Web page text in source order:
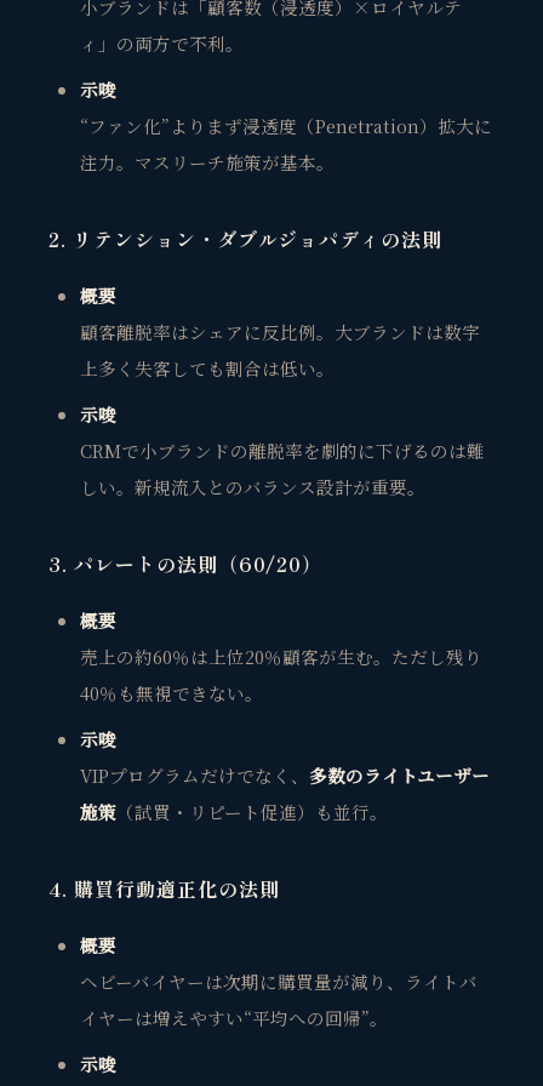
小ブランドは「顧客数（浸透度）×ロイヤルテ
ィ」の両方で不利。
示唆
“ファン化”よりまず浸透度（Penetration）拡大に
注力。マスリーチ施策が基本。
2. リテンション・ダブルジョパディの法則
概要
顧客離脱率はシェアに反比例。大ブランドは数字
上多く失客しても割合は低い。
示唆
CRMで小ブランドの離脱率を劇的に下げるのは難
しい。 新規流入とのバランス設計が重要。
3. パレートの法則（60/20）
概要
売上の約60％は上位20％顧客が生む。ただし残り
40％も無視できない。
示唆
VIPプログラムだけでなく、 多数のライトユーザー
施策（試買・リピート促進） も並行。
4. 購買行動適正化の法則
概要
ヘビーバイヤーは次期に購買量が減り、ライトバ
イヤーは増えやすい“平均への回帰”。
示唆
観 観省庵 相談窓口